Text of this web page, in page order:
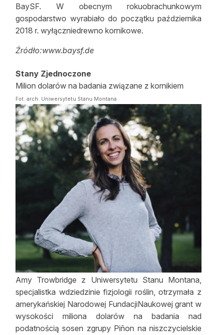
BaySF. W obecnym rokuobrachunkowym
gospodarstwo wyrabiało do początku października
2018 r. wyłączniedrewno kornikowe.
Źródło:www.baysf.de
Stany Zjednoczone
Milion dolarów na badania związane z kornikiem
Fot. arch. Uniwersytetu Stanu Montana
Amy Trowbridge z Uniwersytetu Stanu Montana,
specjalistka wdziedzinie fizjologii roślin, otrzymała z
amerykańskiej Narodowej FundacjiNaukowej grant w
wysokości miliona dolarów na badania nad
podatnością sosen zgrupy Piñon na niszczycielskie